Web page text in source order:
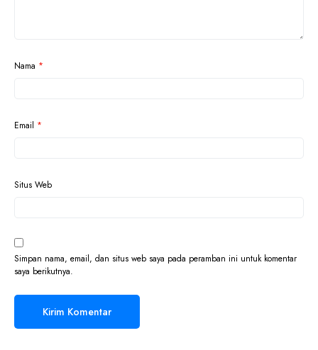
Nama *
Email *
Situs Web
Simpan nama, email, dan situs web saya pada peramban ini untuk komentar
saya berikutnya.